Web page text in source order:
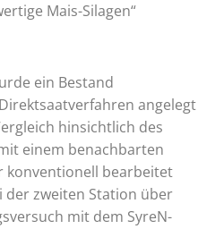
Mais-Silagen“
ein Bestand
angelegt
hinsichtlich des
einem benachbarten
konventionell bearbeitet
der zweiten Station über
mit dem SyreN-